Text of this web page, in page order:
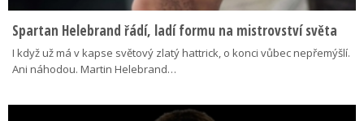
Spartan Helebrand řádí, ladí formu na mistrovství světa
I když už má v kapse světový zlatý hattrick, o konci vůbec nepřemýšlí.
Ani náhodou. Martin Helebrand…